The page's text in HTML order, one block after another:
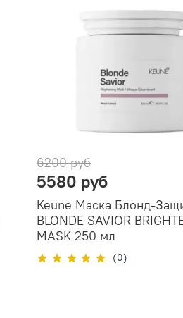
6200 руб
5580 руб
Keune Маска Блонд-
BLONDE SAVIOR
MASK 250 мл
(0)